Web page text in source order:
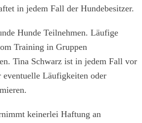
in jedem Fall der Hundebesitzer.
Hunde Teilnehmen. Läufige
Training in Gruppen
Tina Schwarz ist in jedem Fall vor
eventuelle Läufigkeiten oder
keinerlei Haftung an